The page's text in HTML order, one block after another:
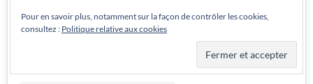
Pour en savoir plus, notamment sur la façon de contrôler les cookies,
consultez : Politique relative aux cookies